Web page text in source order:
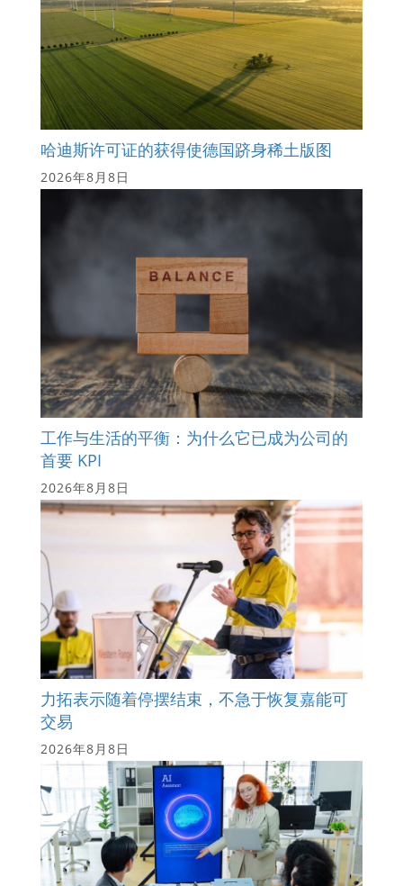
哈迪斯许可证的获得使德国跻身稀土版图
2026年8月8日
工作与生活的平衡：为什么它已成为公司的
首要 KPI
2026年8月8日
力拓表示随着停摆结束，不急于恢复嘉能可
交易
2026年8月8日